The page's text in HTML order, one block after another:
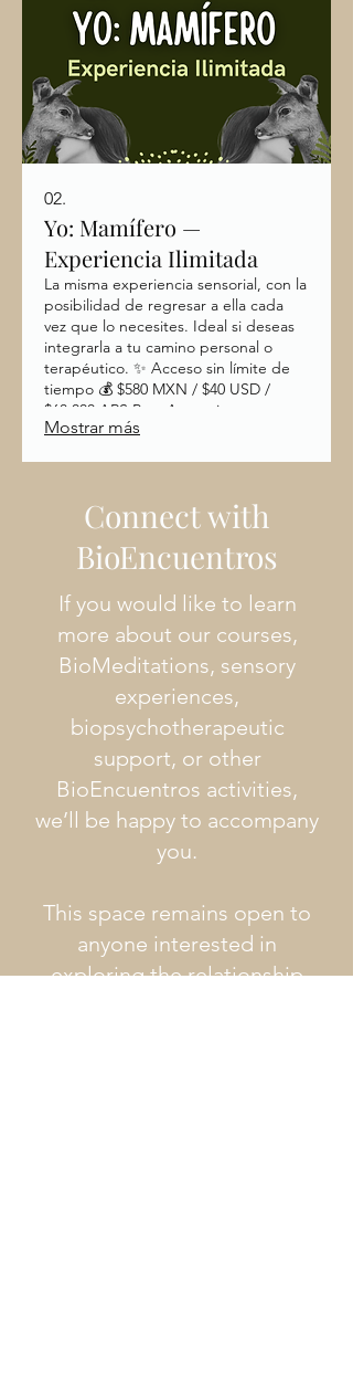
02.
Yo: Mamífero —
Experiencia Ilimitada
La misma experiencia sensorial, con la
posibilidad de regresar a ella cada
vez que lo necesites. Ideal si deseas
integrarla a tu camino personal o
terapéutico. ✨ Acceso sin límite de
tiempo 💰 $580 MXN / $40 USD /
$68,000 ARS Para Argentina contamos
con Mercado Pago
Mostrar más
Connect with
BioEncuentros
If you would like to learn
more about our courses,
BioMeditations, sensory
experiences,
biopsychotherapeutic
support, or other
BioEncuentros activities,
we’ll be happy to accompany
you.
This space remains open to
anyone interested in
exploring the relationship